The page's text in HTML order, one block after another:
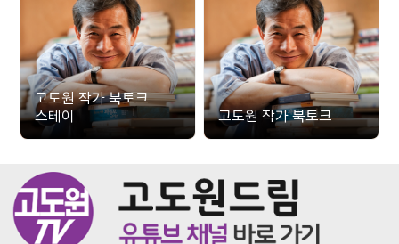
고도원 작가 북토크
스테이
고도원 작가 북토크